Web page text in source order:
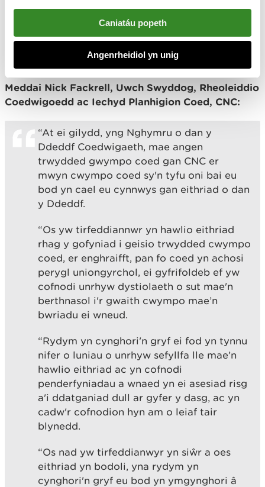
Caniatáu popeth
Angenrheidiol yn unig
gyfer mynediad diogel i’r llinellau hyn.
Nod y canllawiau yw cynorthwyo tirfeddianwyr i
Meddai Nick Fackrell, Uwch Swyddog, Rheoleiddio
Coedwigoedd ac Iechyd Planhigion Coed, CNC:
“At ei gilydd, yng Nghymru o dan y
Ddeddf Coedwigaeth, mae angen
trwydded gwympo coed gan CNC er
mwyn cwympo coed sy'n tyfu oni bai eu
bod yn cael eu cynnwys gan eithriad o dan
y Ddeddf.
“Os yw tirfeddiannwr yn hawlio eithriad
rhag y gofyniad i geisio trwydded cwympo
coed, er enghraifft, pan fo coed yn achosi
perygl uniongyrchol, ei gyfrifoldeb ef yw
cofnodi unrhyw dystiolaeth o sut mae'n
berthnasol i'r gwaith cwympo mae’n
bwriadu ei wneud.
“Rydym yn cynghori'n gryf ei fod yn tynnu
nifer o luniau o unrhyw sefyllfa lle mae’n
hawlio eithriad ac yn cofnodi
penderfyniadau a wnaed yn ei asesiad risg
a'i ddatganiad dull ar gyfer y dasg, ac yn
cadw'r cofnodion hyn am o leiaf tair
blynedd.
“Os nad yw tirfeddianwyr yn siŵr a oes
eithriad yn bodoli, yna rydym yn
cynghori'n gryf eu bod yn ymgynghori â